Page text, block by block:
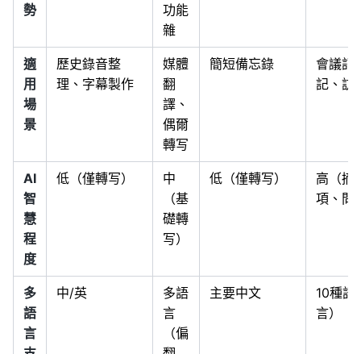
勢
功能
雜
適
用
場
景
歷史錄音整
理、字幕製作
媒體
翻
譯、
偶爾
轉写
簡短備忘錄
會議記
記、訪
AI
智
慧
程
度
低（僅轉写）
中
（基
礎轉
写）
低（僅轉写）
高（摘
項、問
多
語
言
中/英
多語
言
（偏
主要中文
10種語
言）